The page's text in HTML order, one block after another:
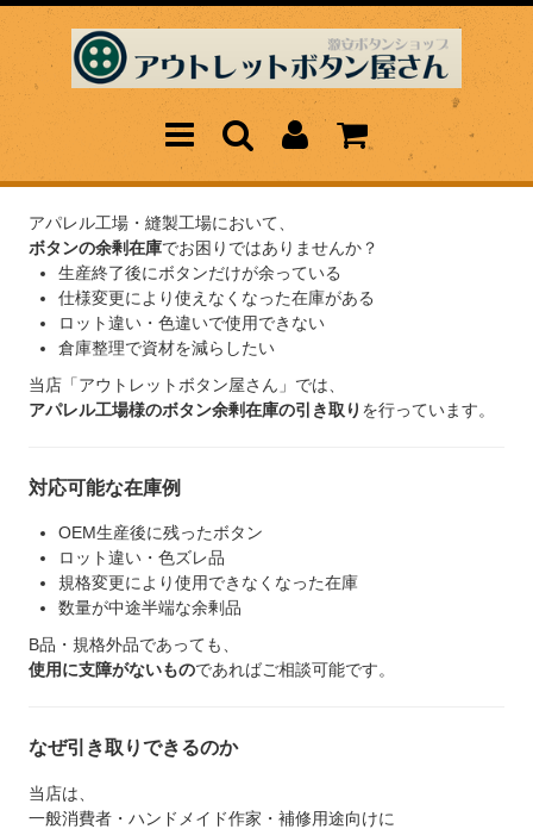
アパレル工場・縫製工場において、
ボタンの余剰在庫でお困りではありませんか？
生産終了後にボタンだけが余っている
仕様変更により使えなくなった在庫がある
ロット違い・色違いで使用できない
倉庫整理で資材を減らしたい
当店「アウトレットボタン屋さん」では、
アパレル工場様のボタン余剰在庫の引き取り を行っています。
対応可能な在庫例
OEM生産後に残ったボタン
ロット違い・色ズレ品
規格変更により使用できなくなった在庫
数量が中途半端な余剰品
B品・規格外品であっても、
使用に支障がないものであればご相談可能です。
なぜ引き取りできるのか
当店は、
一般消費者・ハンドメイド作家・補修用途向けに